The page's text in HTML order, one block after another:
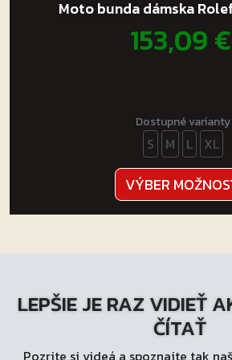
Moto bunda dámska
153,09€
Dostupné varianty
S M L XL
VÝBER
LEPŠIE JE RAZ VIDIEŤ
ČÍTAŤ